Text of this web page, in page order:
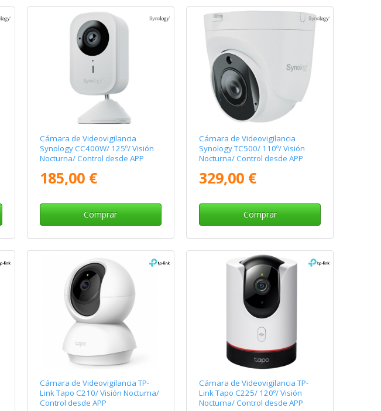
Cámara de Videovigilancia
Synology CC400W/ 125º/ Visión
Nocturna/ Control desde APP
185,00 €
Comprar
Cámara de Videovigilancia
Synology TC500/ 110º/ Visión
Nocturna/ Control desde APP
329,00 €
Comprar
Cámara de Videovigilancia TP-
Link Tapo C210/ Visión Nocturna/
Control desde APP
Cámara de Videovigilancia TP-
Link Tapo C225/ 120º/ Visión
Nocturna/ Control desde APP